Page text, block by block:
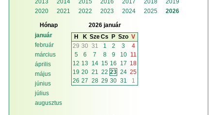
2013
2014 2015 2016 2017 2018
2019
2020
2021 2022 2023 2024 2025 2026
Hónap
január
február
március
április
május
június
július
augusztus
2026 január
H
K SzeCs P Szo V
29 30 31 1 2 3
4
5
6 7 8 9 10
11
12 13 14 15 16 17 18
19 20 21 22 23 24 25
26 27 28 29 30 31 1